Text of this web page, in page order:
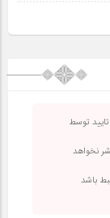
توسط
نخواهد
باشد